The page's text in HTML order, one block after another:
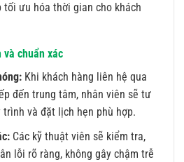
tối ưu hóa thời gian cho khách
và chuẩn xác
Khi khách hàng liên hệ qua
đến trung tâm, nhân viên sẽ tư
trình và đặt lịch hẹn phù hợp.
Các kỹ thuật viên sẽ kiểm tra,
lỗi rõ ràng, không gây chậm trễ